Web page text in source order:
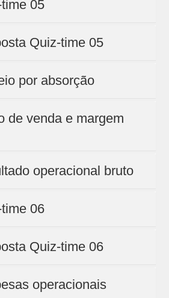
05
Quiz-time 05
por absorção
de venda e margem
operacional bruto
06
Quiz-time 06
operacionais